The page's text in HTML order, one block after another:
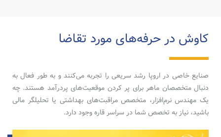
کاوش در حرفه‌های مورد تقاضا
صنایع خاصی در اروپا رشد سریعی را تجربه می‌کنند و به طور فعال به
دنبال متخصصان ماهر برای پر کردن موقعیت‌های پردرآمد هستند. چه
یک مهندس نرم‌افزار، متخصص مراقبت‌های بهداشتی یا تحلیلگر مالی
باشید، نیاز به تخصص شما در سراسر قاره وجود دارد.